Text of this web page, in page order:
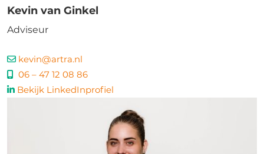
Kevin van Ginkel
Adviseur
kevin@artra.nl
06 – 47 12 08 86
Bekijk LinkedInprofiel